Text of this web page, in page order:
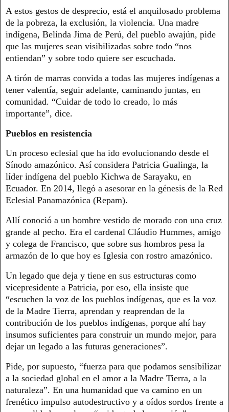
A estos gestos de desprecio, está el anquilosado problema
de la pobreza, la exclusión, la violencia. Una madre
indígena, Belinda Jima de Perú, del pueblo awajún, pide
que las mujeres sean visibilizadas sobre todo “nos
entiendan” y sobre todo quiere ser escuchada.
A tirón de marras convida a todas las mujeres indígenas a
tener valentía, seguir adelante, caminando juntas, en
comunidad. “Cuidar de todo lo creado, lo más
importante”, dice.
Pueblos en resistencia
Un proceso eclesial que ha ido evolucionando desde el
Sínodo amazónico. Así considera Patricia Gualinga, la
líder indígena del pueblo Kichwa de Sarayaku, en
Ecuador. En 2014, llegó a asesorar en la génesis de la Red
Eclesial Panamazónica (Repam).
Allí conoció a un hombre vestido de morado con una cruz
grande al pecho. Era el cardenal Cláudio Hummes, amigo
y colega de Francisco, que sobre sus hombros pesa la
armazón de lo que hoy es Iglesia con rostro amazónico.
Un legado que deja y tiene en sus estructuras como
vicepresidente a Patricia, por eso, ella insiste que
“escuchen la voz de los pueblos indígenas, que es la voz
de la Madre Tierra, aprendan y reaprendan de la
contribución de los pueblos indígenas, porque ahí hay
insumos suficientes para construir un mundo mejor, para
dejar un legado a las futuras generaciones”.
Pide, por supuesto, “fuerza para que podamos sensibilizar
a la sociedad global en el amor a la Madre Tierra, a la
naturaleza”. En una humanidad que va camino en un
frenético impulso autodestructivo y a oídos sordos frente a